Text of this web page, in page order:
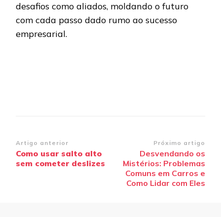
desafios como aliados, moldando o futuro
com cada passo dado rumo ao sucesso
empresarial.
Navegação
de
Artigo anterior
Como usar salto alto
sem cometer deslizes
Próximo artigo
Desvendando os
Mistérios: Problemas
Comuns em Carros e
Como Lidar com Eles